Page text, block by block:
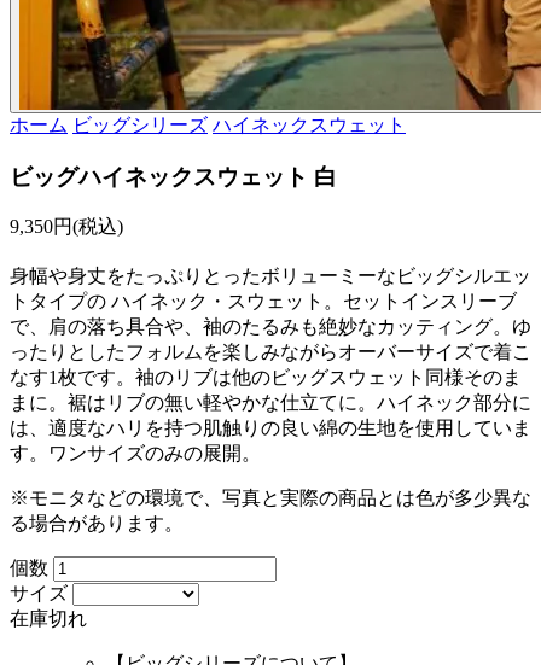
ホーム ビッグシリーズ ハイネックスウェット
ビッグハイネックスウェット 白
9,350円(税込)
身幅や身丈をたっぷりとったボリューミーなビッグシルエッ
トタイプの ハイネック・スウェット。セットインスリーブ
で、肩の落ち具合や、袖のたるみも絶妙なカッティング。ゆ
ったりとしたフォルムを楽しみながらオーバーサイズで着こ
なす1枚です。袖のリブは他のビッグスウェット同様そのま
まに。裾はリブの無い軽やかな仕立てに。ハイネック部分に
は、適度なハリを持つ肌触りの良い綿の生地を使用していま
す。ワンサイズのみの展開。
※モニタなどの環境で、写真と実際の商品とは色が多少異な
る場合があります。
個数
サイズ
在庫切れ